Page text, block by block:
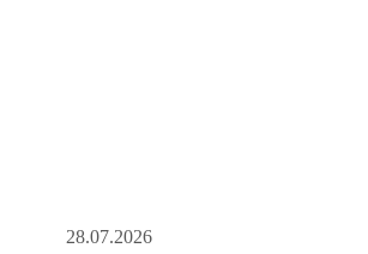
28.07.2026